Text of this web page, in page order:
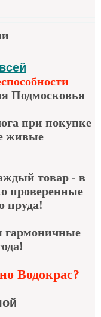
Подмосковья
при покупке
живые
товар - в
проверенные
пруда!
гармоничные
Водокрас?